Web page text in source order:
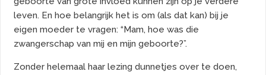
leven. En hoe belangrijk het is om (als dat kan) bij je
eigen moeder te vragen: “Mam, hoe was die
zwangerschap van mij en mijn geboorte?”.
Zonder helemaal haar lezing dunnetjes over te doen,